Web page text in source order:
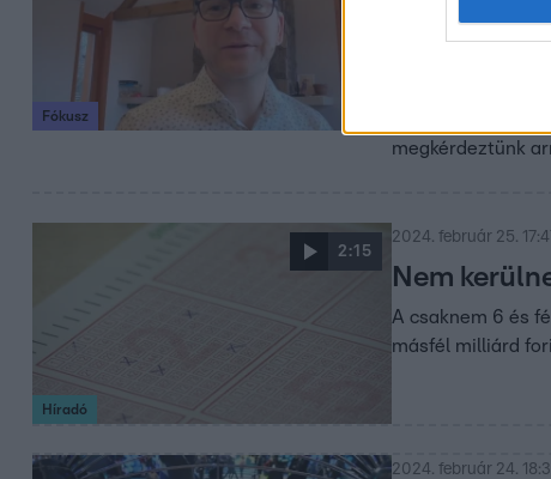
Fókusz
Szombaton
érdemes annak
tűnhet, pár év
megkérdeztünk
2:15
Híradó
2024. február 25.
Nem
A csaknem 6 és
másfél milliárd
2024. február 24.